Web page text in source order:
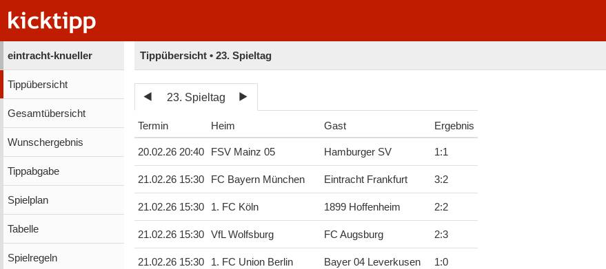
eintracht-knueller
Tippübersicht
Gesamtübersicht
Wunschergebnis
Tippabgabe
Spielplan
Tabelle
Spielregeln
Tippübersicht • 23. Spieltag
23. Spieltag
Termin Heim Gast Ergebnis
20.02.26 20:40 FSV Mainz 05 Hamburger SV 1:1
21.02.26 15:30 FC Bayern München Eintracht Frankfurt 3:2
21.02.26 15:30 1. FC Köln 1899 Hoffenheim 2:2
21.02.26 15:30 VfL Wolfsburg FC Augsburg 2:3
21.02.26 15:30 1. FC Union Berlin Bayer 04 Leverkusen 1:0